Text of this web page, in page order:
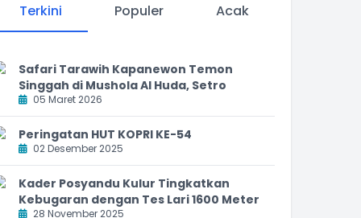
Terkini Populer Acak
Safari Tarawih Kapanewon Temon
Singgah di Mushola Al Huda, Setro
05 Maret 2026
Peringatan HUT KOPRI KE-54
02 Desember 2025
Kader Posyandu Kulur Tingkatkan
Kebugaran dengan Tes Lari 1600 Meter
28 November 2025